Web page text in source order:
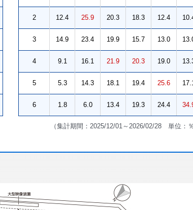
2 12.4 25.9 20.3 18.3 12.4
3 14.9 23.4 19.9 15.7 13.0
4 9.1 16.1 21.9 20.3 19.0
5 5.3 14.3 18.1 19.4 25.6
6 1.8 6.0 13.4 19.3 24.4
（集計期間：2025/12/01～2026/02/28 単位：